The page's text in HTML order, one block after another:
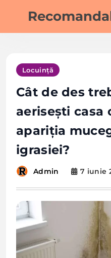
Locuință
Cât de des
aerisești casa
apariția
igrasiei?
Admin 7 iunie